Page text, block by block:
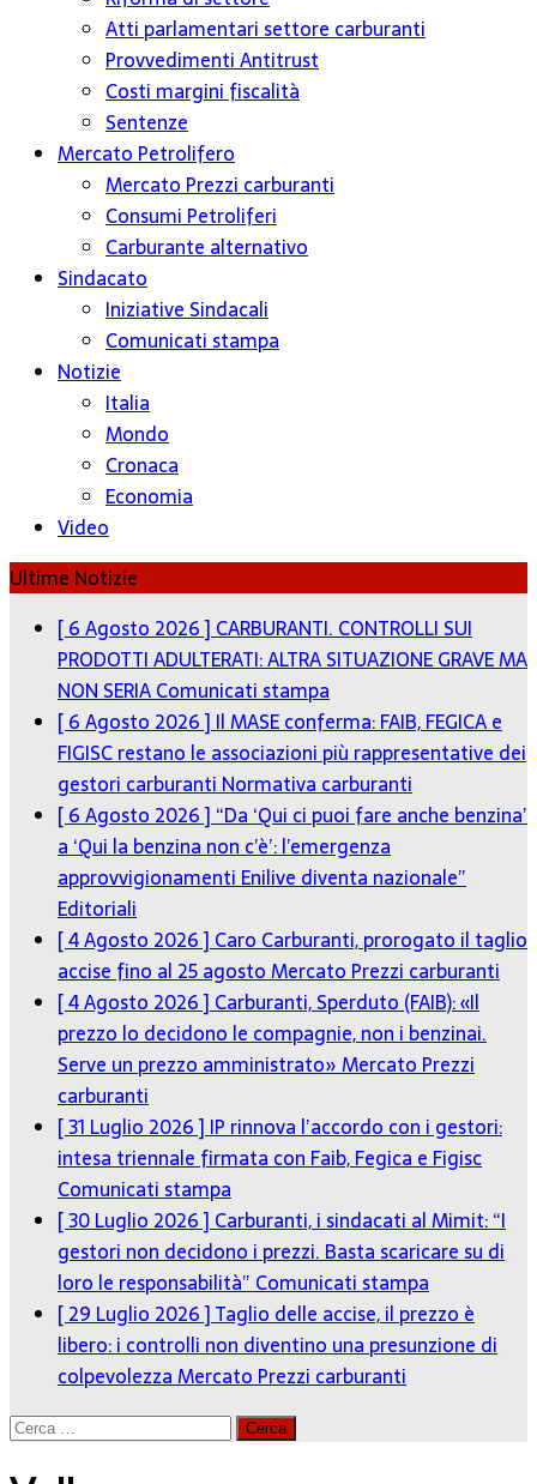
Atti parlamentari settore carburanti
Provvedimenti Antitrust
Costi margini fiscalità
Sentenze
Mercato Petrolifero
Mercato Prezzi carburanti
Consumi Petroliferi
Carburante alternativo
Sindacato
Iniziative Sindacali
Comunicati stampa
Notizie
Italia
Mondo
Cronaca
Economia
Video
Ultime Notizie
[ 6 Agosto 2026 ] CARBURANTI. CONTROLLI SUI
PRODOTTI ADULTERATI: ALTRA SITUAZIONE GRAVE MA
NON SERIAComunicati stampa
[ 6 Agosto 2026 ] Il MASE conferma: FAIB, FEGICA e
FIGISC restano le associazioni più rappresentative dei
gestori carburanti Normativa carburanti
[ 6 Agosto 2026 ] “Da ‘Qui ci puoi fare anche benzina’
a ‘Qui la benzina non c’è’: l’emergenza
approvvigionamenti Enilive diventa nazionale”
Editoriali
[ 4 Agosto 2026 ] Caro Carburanti, prorogato il taglio
accise fino al 25 agostoMercato Prezzi carburanti
[ 4 Agosto 2026 ] Carburanti, Sperduto (FAIB): «Il
prezzo lo decidono le compagnie, non i benzinai.
Serve un prezzo amministrato»Mercato Prezzi
carburanti
[ 31 Luglio 2026 ] IP rinnova l’accordo con i gestori:
intesa triennale firmata con Faib, Fegica e Figisc
Comunicati stampa
[ 30 Luglio 2026 ] Carburanti, i sindacati al Mimit: “I
gestori non decidono i prezzi. Basta scaricare su di
loro le responsabilità” Comunicati stampa
[ 29 Luglio 2026 ]Taglio delle accise, il prezzo è
libero: i controlli non diventino una presunzione di
colpevolezzaMercato Prezzi carburanti
Ricerca